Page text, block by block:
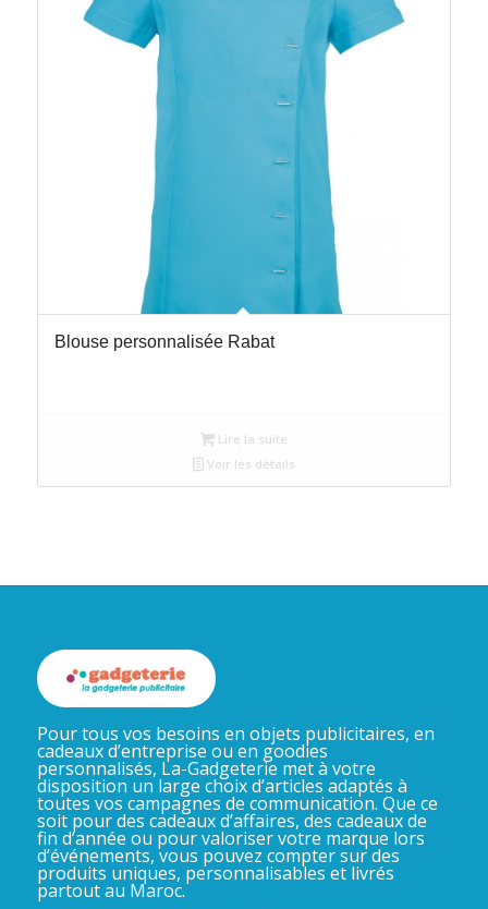
Blouse personnalisée Rabat
Lire la suite
Voir les détails
Pour tous vos besoins en objets publicitaires, en
cadeaux d’entreprise ou en goodies
personnalisés, La-Gadgeterie met à votre
disposition un large choix d’articles adaptés à
toutes vos campagnes de communication. Que ce
soit pour des cadeaux d’affaires, des cadeaux de
fin d’année ou pour valoriser votre marque lors
d’événements, vous pouvez compter sur des
produits uniques, personnalisables et livrés
partout au Maroc.